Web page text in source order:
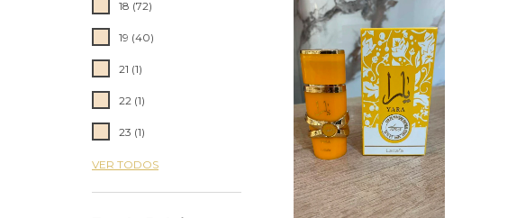
18 (72)
19 (40)
21 (1)
22 (1)
23 (1)
VER TODOS